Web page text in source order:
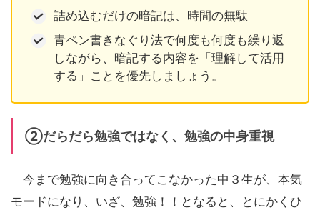
詰め込むだけの暗記は、時間の無駄
青ペン書きなぐり法で何度も何度も繰り返
しながら、暗記する内容を「理解して活用
する」ことを優先しましょう。
②だらだら勉強ではなく、勉強の中身重視
今まで勉強に向き合ってこなかった中３生が、本気
モードになり、いざ、勉強！！となると、とにかくひ